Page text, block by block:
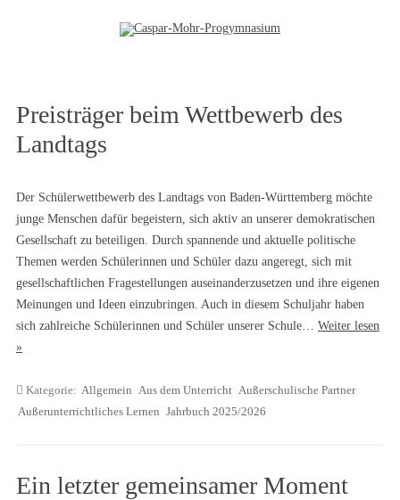
Preisträger beim Wettbewerb des
Landtags
Der Schülerwettbewerb des Landtags von Baden-Württemberg möchte
junge Menschen dafür begeistern, sich aktiv an unserer demokratischen
Gesellschaft zu beteiligen. Durch spannende und aktuelle politische
Themen werden Schülerinnen und Schüler dazu angeregt, sich mit
gesellschaftlichen Fragestellungen auseinanderzusetzen und ihre eigenen
Meinungen und Ideen einzubringen. Auch in diesem Schuljahr haben
sich zahlreiche Schülerinnen und Schüler unserer Schule… Weiter lesen
»
Kategorie: Allgemein Aus dem Unterricht Außerschulische Partner
Außerunterrichtliches Lernen Jahrbuch 2025/2026
Ein letzter gemeinsamer Moment